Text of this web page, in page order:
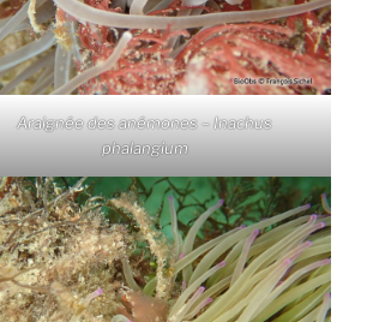
Araignée des anémones – Inachus
phalangium